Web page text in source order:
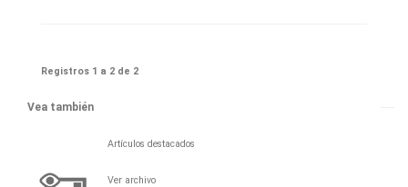
Registros 1 a 2 de 2
Vea también
Artículos destacados
Ver archivo